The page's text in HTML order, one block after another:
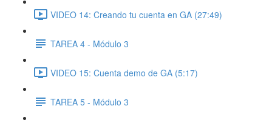
VIDEO 14: Creando tu cuenta en GA (27:49)
TAREA 4 - Módulo 3
VIDEO 15: Cuenta demo de GA (5:17)
TAREA 5 - Módulo 3